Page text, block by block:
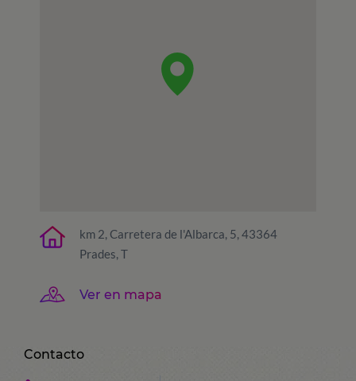
km 2, Carretera de l'Albarca, 5, 43364
Prades, T
Ver en mapa
Contacto